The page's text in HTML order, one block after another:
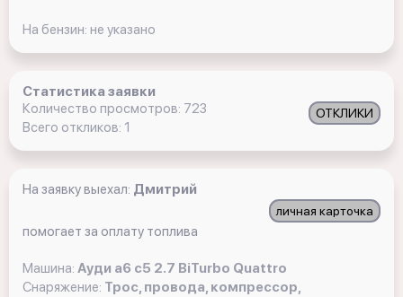
На бензин: не указано
Статистика заявки
ОТКЛИКИ
Количество просмотров: 723
Всего откликов: 1
На заявку выехал: Дмитрий
личная карточка
помогает за оплату топлива
Машина: Ауди а6 с5 2.7 BiTurbo Quattro
Снаряжение: Трос, провода, компрессор,